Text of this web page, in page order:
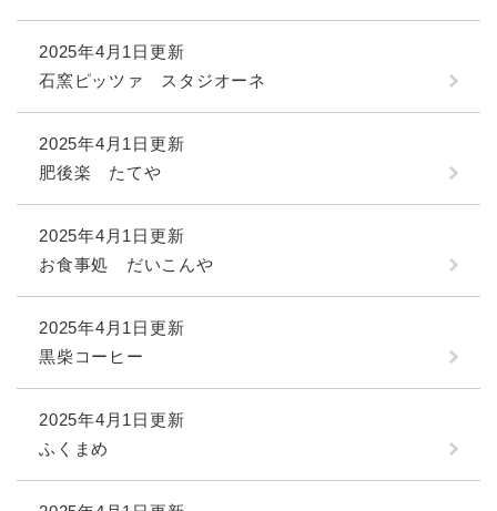
2025年4月1日更新
石窯ピッツァ スタジオーネ
2025年4月1日更新
肥後楽 たてや
2025年4月1日更新
お食事処 だいこんや
2025年4月1日更新
黒柴コーヒー
2025年4月1日更新
ふくまめ